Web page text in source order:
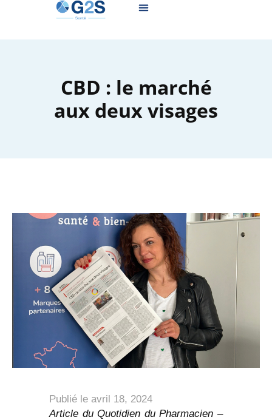
CBD : le marché
aux deux visages
Publié le avril 18, 2024
Article du Quotidien du Pharmacien –